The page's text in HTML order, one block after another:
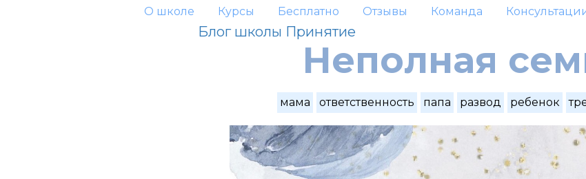
О школе Курсы Бесплатно Отзывы Команда
Блог школы Принятие
Неполная
мама ответственность папа развод ребенок